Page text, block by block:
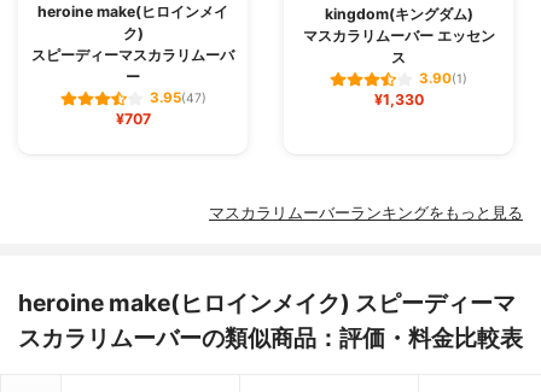
heroine make(ヒロインメイ
ク)
スピーディーマスカラリムーバ
ー
3.95(47)
¥707
kingdom(キングダム)
マスカラリムーバー エッセン
ス
3.90(1)
¥1,330
マスカラリムーバーランキングをもっと見る
heroine make(ヒロインメイク) スピーディーマ
スカラリムーバーの類似商品：評価・料金比較表